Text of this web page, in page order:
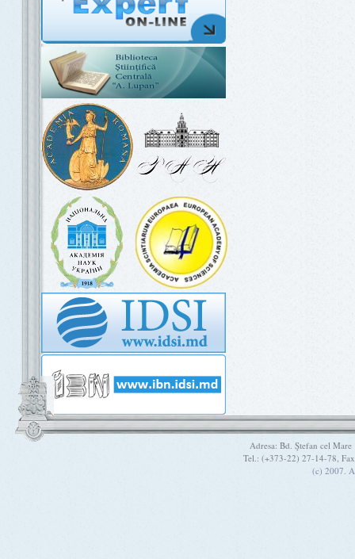
Adresa: Bd. Ştefan cel
Tel.: (+373-22) 27-14-78,
(c) 2007.